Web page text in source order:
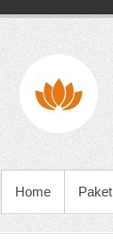
PRIMARY
Home